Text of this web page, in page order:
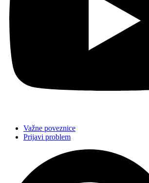
Važne poveznice
Prijavi problem